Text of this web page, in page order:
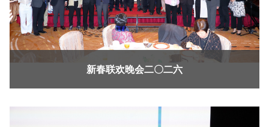
新春联欢晚会二〇二六